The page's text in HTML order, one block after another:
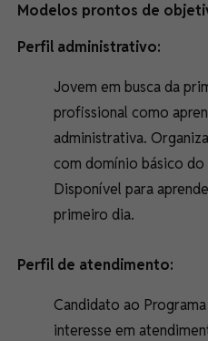
Modelos prontos de
Perfil administrativo:
Jovem em busca da
profissional como
administrativa.
com domínio básico
Disponível para
primeiro dia.
Perfil de atendimento:
Candidato ao
interesse em